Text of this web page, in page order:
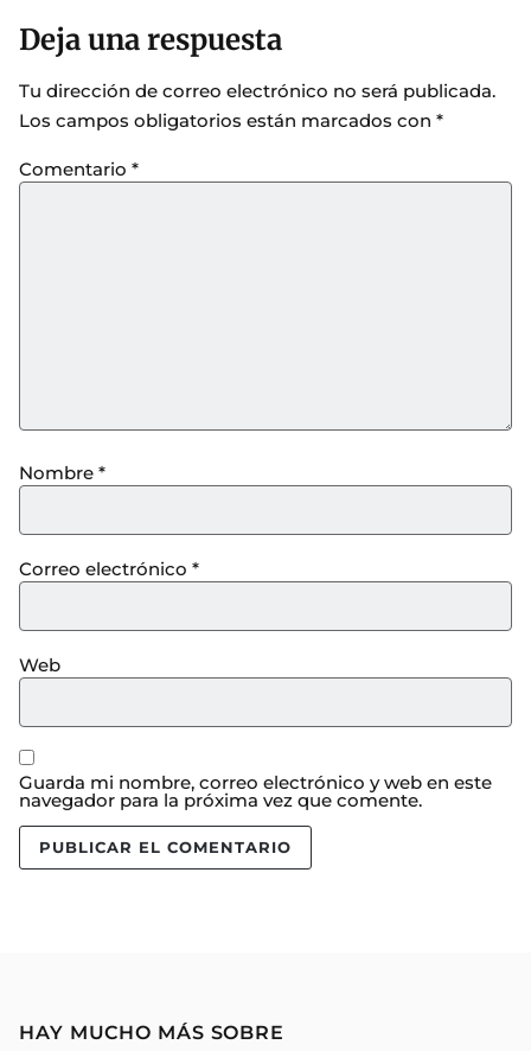
Deja una respuesta
Tu dirección de correo electrónico no será publicada.
Los campos obligatorios están marcados con *
Comentario *
Nombre *
Correo electrónico *
Web
Guarda mi nombre, correo electrónico y web en este
navegador para la próxima vez que comente.
HAY MUCHO MÁS SOBRE